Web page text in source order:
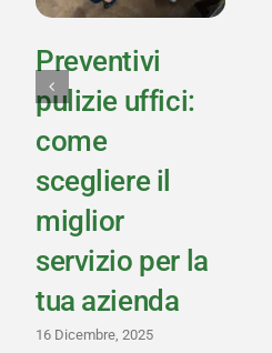
Preventivi
pulizie uffici:
come
scegliere il
miglior
servizio per la
tua azienda
16 Dicembre, 2025